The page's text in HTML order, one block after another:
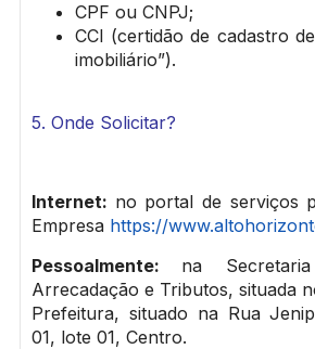
CPF ou CNPJ;
CCI (certidão de cadastro
imobiliário”).
5. Onde Solicitar?
Internet: no portal de serviços
Empresa https://
Pessoalmente: na
Arrecadação e Tributos, situada
Prefeitura, situado na Rua
01, lote 01, Centro.